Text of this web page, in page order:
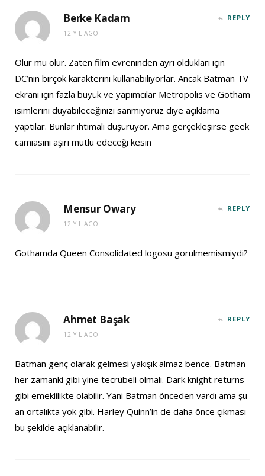
Berke Kadam
12 YIL AGO
REPLY
Olur mu olur. Zaten film evreninden ayrı oldukları için
DC’nin birçok karakterini kullanabiliyorlar. Ancak Batman TV
ekranı için fazla büyük ve yapımcılar Metropolis ve Gotham
isimlerini duyabileceğinizi sanmıyoruz diye açıklama
yaptılar. Bunlar ihtimali düşürüyor. Ama gerçekleşirse geek
camiasını aşırı mutlu edeceği kesin
Mensur Owary
12 YIL AGO
REPLY
Gothamda Queen Consolidated logosu gorulmemismiydi?
Ahmet Başak
12 YIL AGO
REPLY
Batman genç olarak gelmesi yakışık almaz bence. Batman
her zamanki gibi yine tecrübeli olmalı. Dark knight returns
gibi emeklilikte olabilir. Yani Batman önceden vardı ama şu
an ortalıkta yok gibi. Harley Quinn’in de daha önce çıkması
bu şekilde açıklanabilir.